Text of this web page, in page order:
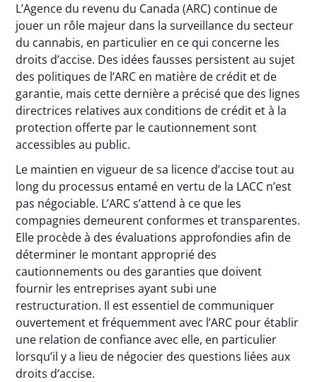
L’Agence du revenu du Canada (ARC) continue de
jouer un rôle majeur dans la surveillance du secteur
du cannabis, en particulier en ce qui concerne les
droits d’accise. Des idées fausses persistent au sujet
des politiques de l’ARC en matière de crédit et de
garantie, mais cette dernière a précisé que des lignes
directrices relatives aux conditions de crédit et à la
protection offerte par le cautionnement sont
accessibles au public.
Le maintien en vigueur de sa licence d’accise tout au
long du processus entamé en vertu de la LACC n’est
pas négociable. L’ARC s’attend à ce que les
compagnies demeurent conformes et transparentes.
Elle procède à des évaluations approfondies afin de
déterminer le montant approprié des
cautionnements ou des garanties que doivent
fournir les entreprises ayant subi une
restructuration. Il est essentiel de communiquer
ouvertement et fréquemment avec l’ARC pour établir
une relation de confiance avec elle, en particulier
lorsqu’il y a lieu de négocier des questions liées aux
droits d’accise.